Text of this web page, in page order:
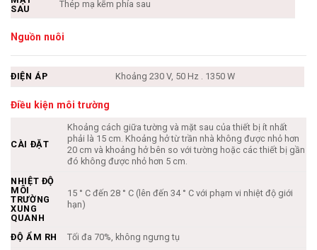
SAU
Thép mạ kẽm phía sau
Nguồn nuôi
ĐIỆN ÁP Khoảng 230 V, 50 Hz . 1350 W
Điều kiện môi trường
CÀI ĐẶT
Khoảng cách giữa tường và mặt sau của thiết bị ít nhất
phải là 15 cm. Khoảng hở từ trần nhà không được nhỏ hơn
20 cm và khoảng hở bên so với tường hoặc các thiết bị gần
đó không được nhỏ hơn 5 cm.
NHIỆT ĐỘ
MÔI
TRƯỜNG
XUNG
QUANH
15 ° C đến 28 ° C (lên đến 34 ° C với phạm vi nhiệt độ giới
hạn)
ĐỘ ẨM RH
Tối đa 70%, không ngưng tụ